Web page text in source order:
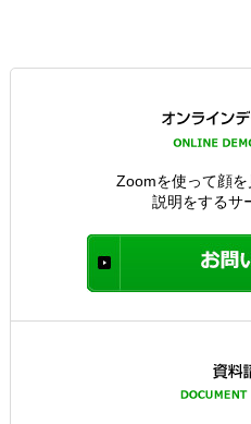
Zoomを使って顔
説明をするサ